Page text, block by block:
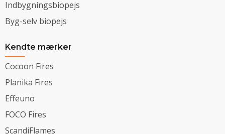
Indbygningsbiopejs
Byg-selv biopejs
Kendte mærker
Cocoon Fires
Planika Fires
Effeuno
FOCO Fires
ScandiFlames